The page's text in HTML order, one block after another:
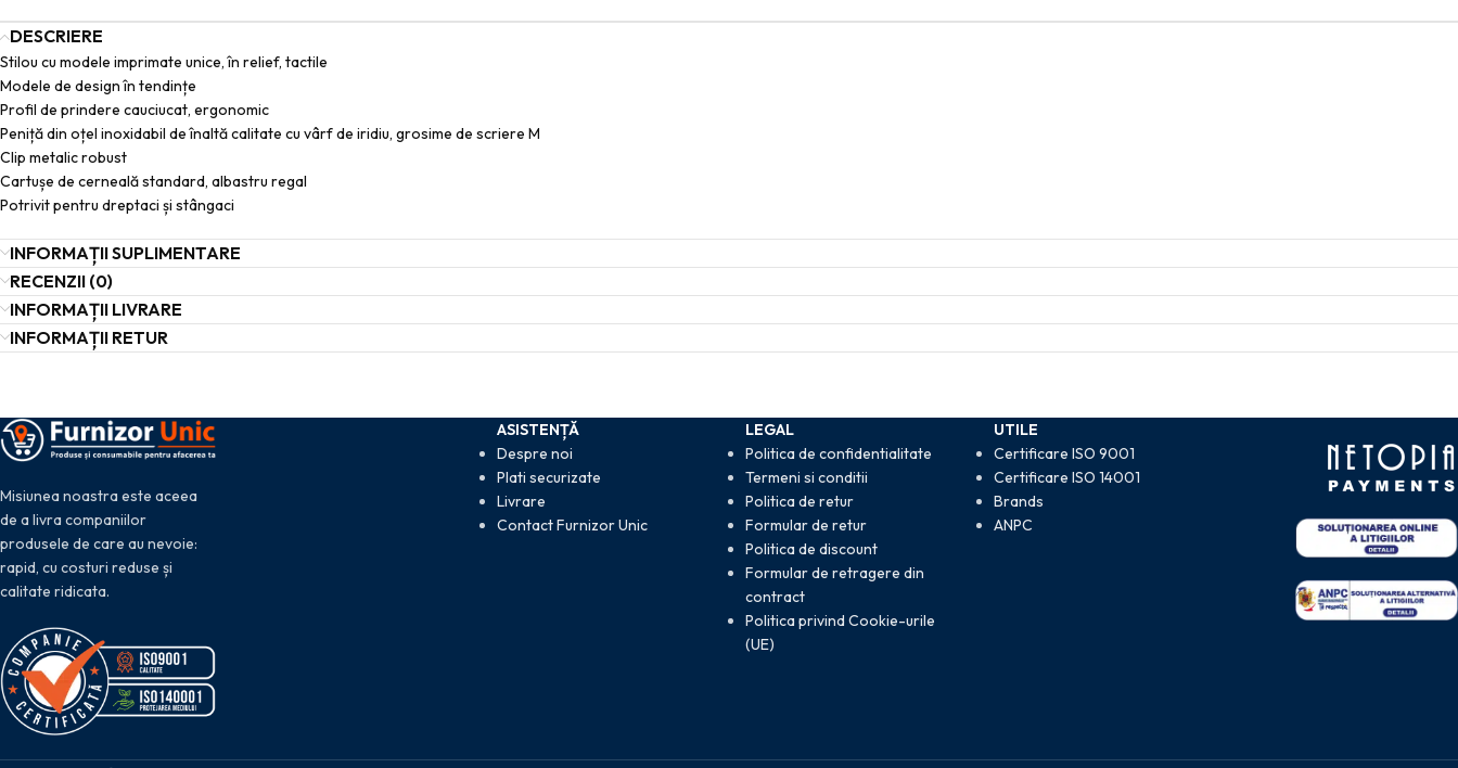
DESCRIERE
Stilou cu modele imprimate unice, în relief, tactile
Modele de design în tendințe
Profil de prindere cauciucat, ergonomic
Peniță din oțel inoxidabil de înaltă calitate cu vârf de iridiu, grosime de scriere M
Clip metalic robust
Cartușe de cerneală standard, albastru regal
Potrivit pentru dreptaci și stângaci
INFORMAȚII SUPLIMENTARE
RECENZII (0)
INFORMAȚII LIVRARE
INFORMAȚII RETUR
Misiunea noastra este aceea
de a livra companiilor
produsele de care au nevoie:
rapid, cu costuri reduse și
calitate ridicata.
ASISTENȚĂ
Despre noi
Plati securizate
Livrare
Contact Furnizor Unic
LEGAL
Politica de confidentialitate
Termeni si conditii
Politica de retur
Formular de retur
Politica de discount
Formular de retragere din
contract
Politica privind Cookie-urile
(UE)
UTILE
Certificare ISO 9001
Certificare ISO 14001
Brands
ANPC